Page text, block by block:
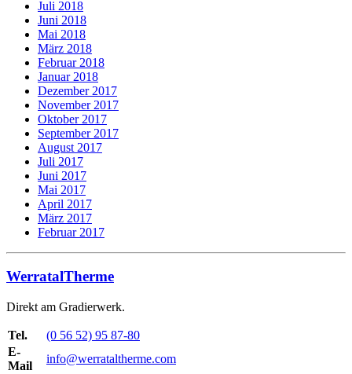
Juli 2018
Juni 2018
Mai 2018
März 2018
Februar 2018
Januar 2018
Dezember 2017
November 2017
Oktober 2017
September 2017
August 2017
Juli 2017
Juni 2017
Mai 2017
April 2017
März 2017
Februar 2017
WerratalTherme
Direkt am Gradierwerk.
Tel.
(0 56 52) 95 87-80
E-
Mail
info@werrataltherme.com